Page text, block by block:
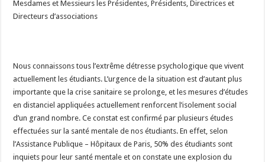
Mesdames et Messieurs les Présidentes, Présidents, Directrices et
Directeurs d’associations
Nous connaissons tous l’extrême détresse psychologique que vivent
actuellement les étudiants. L’urgence de la situation est d’autant plus
importante que la crise sanitaire se prolonge, et les mesures d’études
en distanciel appliquées actuellement renforcent l’isolement social
d’un grand nombre. Ce constat est confirmé par plusieurs études
effectuées sur la santé mentale de nos étudiants. En effet, selon
l’Assistance Publique – Hôpitaux de Paris, 50% des étudiants sont
inquiets pour leur santé mentale et on constate une explosion du